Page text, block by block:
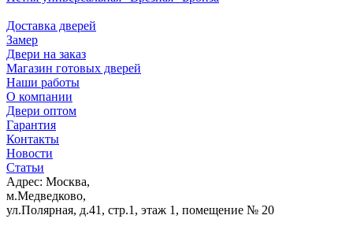
Доставка дверей
Замер
Двери на заказ
Магазин готовых дверей
Наши работы
О компании
Двери оптом
Гарантия
Контакты
Новости
Статьи
Адрес: Москва,
м.Медведково,
ул.Полярная, д.41, стр.1, этаж 1, помещение № 20